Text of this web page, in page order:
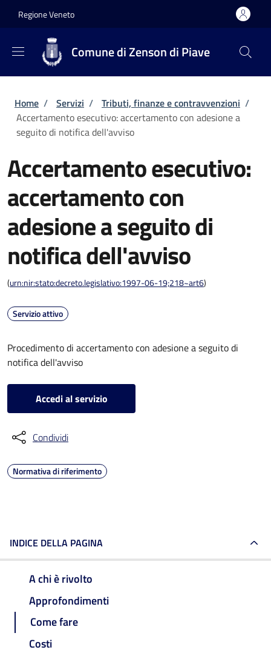
Regione Veneto
Comune di Zenson di Piave
Briciole di pane
Home / Servizi / Tributi, finanze e contravvenzioni /
Accertamento esecutivo: accertamento con adesione a
seguito di notifica dell'avviso
Accertamento esecutivo:
accertamento con
adesione a seguito di
notifica dell'avviso
(urn:nir:stato:decreto.legislativo:1997-06-19;218~art6)
Servizio attivo
Procedimento di accertamento con adesione a seguito di
notifica dell'avviso
Accedi al servizio
Condividi
Normativa di riferimento
INDICE DELLA PAGINA
A chi è rivolto
Approfondimenti
Come fare
Costi